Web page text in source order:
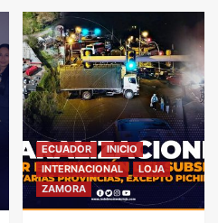
ECUADOR
INICIO
INTERNACIONAL
LOJA
ZAMORA